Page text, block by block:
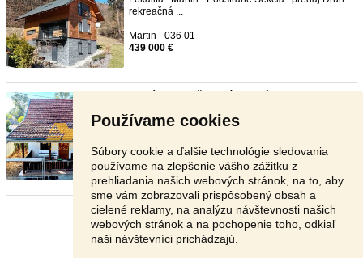
Používame cookies
Súbory cookie a ďalšie technológie sledovania
používame na zlepšenie vášho zážitku z
prehliadania našich webových stránok, na to, aby
sme vám zobrazovali prispôsobený obsah a
cielené reklamy, na analýzu návštevnosti našich
webových stránok a na pochopenie toho, odkiaľ
naši návštevníci prichádzajú.
rekreačná ...
Martin - 036 01
439 000 €
Typ: Chata Ulica: Nové Zámky Obec: Nové Zámky
VIDEO: ht ...
Nové Zámky - 940 02
Stránka: 1 2 3 Ďalšia